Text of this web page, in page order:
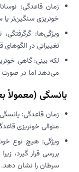
زمان قاعدگی:
خونریزی سنگین‌تر
ویژگی‌ها:
تغییراتی در
لکه بینی: گاهی
می‌دهد اما در صورت
یائسگی (معمولاً بعد از
متوالی خونریزی
ویژگی: هیچ نوع
بررسی قرار گیرد،
سرطان را نشان دهد.